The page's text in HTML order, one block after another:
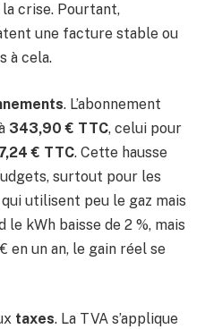
crise. Pourtant,
une facture stable ou
à cela.
. L’abonnement
343,90 € TTC, celui pour
€ TTC. Cette hausse
surtout pour les
utilisent peu le gaz mais
le kWh baisse de 2 %, mais
en un an, le gain réel se
taxes. La TVA s’applique